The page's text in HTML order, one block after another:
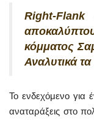
Right-
κόμματος
Αναλυτικά
Το ενδεχόμενο για
αναταράξεις στο